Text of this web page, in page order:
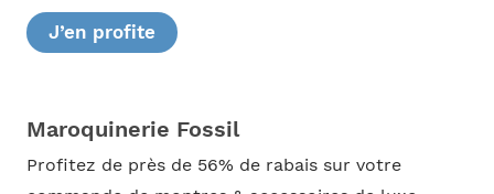
J’en profite
Maroquinerie Fossil
Profitez de près de 56% de rabais sur votre